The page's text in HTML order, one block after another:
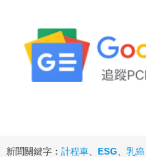
新聞關鍵字： 計程車 ESG 乳癌